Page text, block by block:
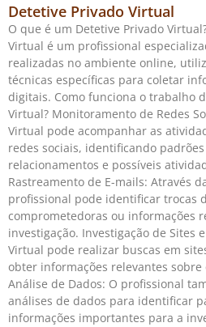
Detetive Privado Virtual
O que é um Detetive Privado
Virtual é um profissional
realizadas no ambiente online,
técnicas específicas para coletar
digitais. Como funciona o trabalho
Virtual? Monitoramento de Redes
Virtual pode acompanhar as
redes sociais, identificando
relacionamentos e possíveis
Rastreamento de E-mails: Através
profissional pode identificar trocas
comprometedoras ou informações
investigação. Investigação de Sites
Virtual pode realizar buscas em
obter informações relevantes sobre
Análise de Dados: O profissional
análises de dados para identificar
informações importantes para a